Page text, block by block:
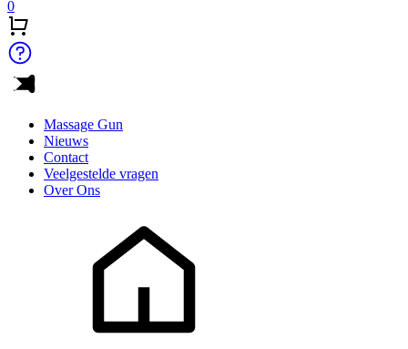
0
Massage Gun
Nieuws
Contact
Veelgestelde vragen
Over Ons